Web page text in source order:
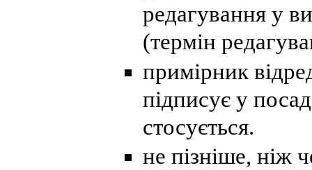
редагування у
(термін
примірник
підписує у
стосується.
не пізніше, ніж